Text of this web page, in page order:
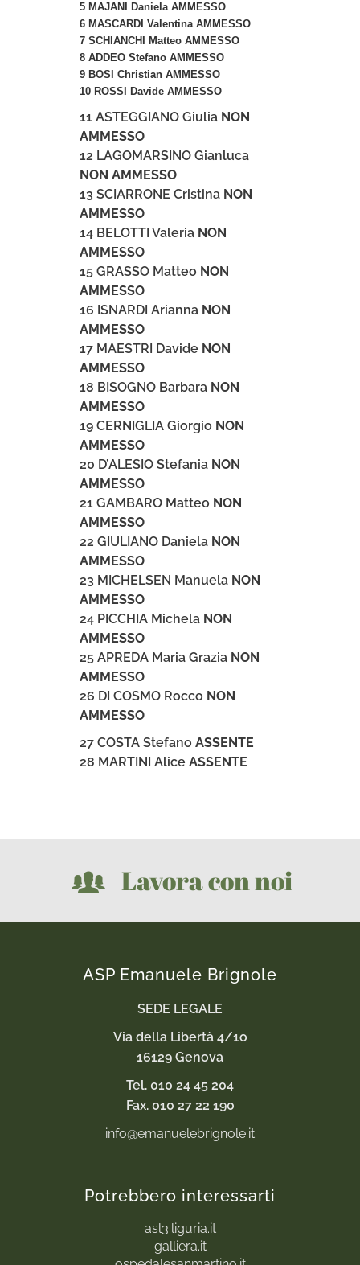
5 MAJANI Daniela AMMESSO
6 MASCARDI Valentina AMMESSO
7 SCHIANCHI Matteo AMMESSO
8 ADDEO Stefano AMMESSO
9 BOSI Christian AMMESSO
10 ROSSI Davide AMMESSO
11 ASTEGGIANO Giulia NON
AMMESSO
12 LAGOMARSINO Gianluca
NON AMMESSO
13 SCIARRONE Cristina NON
AMMESSO
14 BELOTTI Valeria NON
AMMESSO
15 GRASSO Matteo NON
AMMESSO
16 ISNARDI Arianna NON
AMMESSO
17 MAESTRI Davide NON
AMMESSO
18 BISOGNO Barbara NON
AMMESSO
19 CERNIGLIA Giorgio NON
AMMESSO
20 D’ALESIO Stefania NON
AMMESSO
21 GAMBARO Matteo NON
AMMESSO
22 GIULIANO Daniela NON
AMMESSO
23 MICHELSEN Manuela NON
AMMESSO
24 PICCHIA Michela NON
AMMESSO
25 APREDA Maria Grazia NON
AMMESSO
26 DI COSMO Rocco NON
AMMESSO
27 COSTA Stefano ASSENTE
28 MARTINI Alice ASSENTE
Lavora con noi
ASP Emanuele Brignole
SEDE LEGALE
Via della Libertà 4/1o
16129 Genova
Tel. 010 24 45 204
Fax. 010 27 22 190
info@emanuelebrignole.it
Potrebbero interessarti
asl3.liguria.it
galliera.it